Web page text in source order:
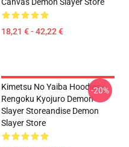
18,21 € - 42,22 €
Kimetsu No Yaiba Hoodies -
Rengoku Kyojuro Demon
Slayer Storeandise Demon
Slayer Store
-20%